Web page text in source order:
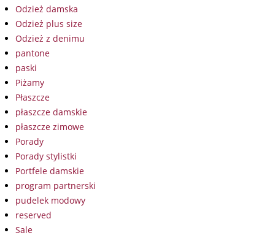
Odzież damska
Odzież plus size
Odzież z denimu
pantone
paski
Piżamy
Płaszcze
płaszcze damskie
płaszcze zimowe
Porady
Porady stylistki
Portfele damskie
program partnerski
pudelek modowy
reserved
Sale